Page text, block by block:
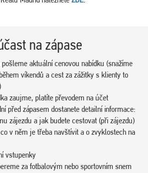
na zápase
aktuální cenovou nabídku (snažíme
víkendů a cest za zážitky s klienty to
zaujme, platíte převodem na účet
před zápasem dostanete detailní informace:
zájezdu a jak budete cestovat (při zájezdu)
v něm je třeba navštívit a o zvyklostech na
vstupenky
za fotbalovým nebo sportovním snem